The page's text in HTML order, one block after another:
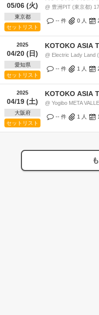
05/06 (火)
東京都
セットリスト
@ 豊洲PIT (東京都)
-- 件 0 人
2025
04/20 (日)
愛知県
セットリスト
KOTOKO ASIA
@ Electric Lady Land
-- 件 1 人
2025
04/19 (土)
大阪府
セットリスト
KOTOKO ASIA
@ Yogibo META
-- 件 1 人 1